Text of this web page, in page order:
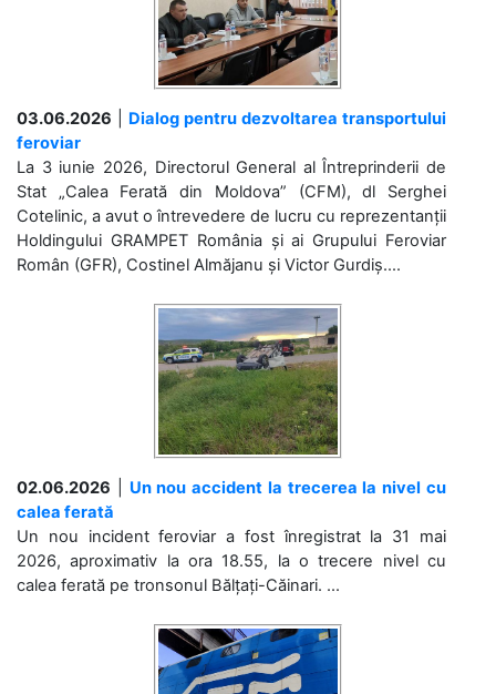
03.06.2026
Dialog pentru dezvoltarea transportului
feroviar
La 3 iunie 2026, Directorul General al Întreprinderii de
Stat „Calea Ferată din Moldova” (CFM), dl Serghei
Cotelinic, a avut o întrevedere de lucru cu reprezentanții
Holdingului GRAMPET România și ai Grupului Feroviar
Român (GFR), Costinel Almăjanu și Victor Gurdiș....
02.06.2026
Un nou accident la trecerea la nivel cu
calea ferată
Un nou incident feroviar a fost înregistrat la 31 mai
2026, aproximativ la ora 18.55, la o trecere nivel cu
calea ferată pe tronsonul Bălțați-Căinari. ...